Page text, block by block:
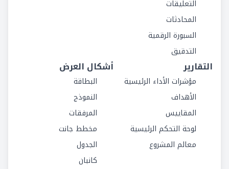
التعليقات
المحادثات
السبورة الرقمية
التدقيق
التقارير
مؤشرات الأداء الرئيسية
الأهداف
المقاييس
لوحة التحكم الرئيسية
معالم المشروع
أشكال العرض
البطاقة
النموذج
المرفقات
مخطط جانت
الجدول
كانبان